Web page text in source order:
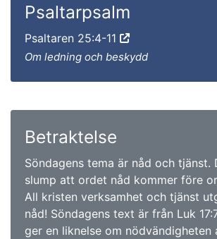
Psaltarpsalm
Psaltaren 25:4-11
Om ledning och beskydd
Betraktelse
Söndagens tema är nåd och tjänst.
slump att ordet nåd kommer före
All kristen verksamhet och tjänst
nåd! Söndagens text är från Luk
ger en liknelse om nödvändigheten